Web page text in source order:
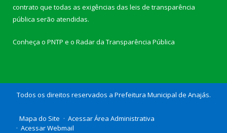
contrato que todas as exigências das leis de transparência
pública serão atendidas.
Conheça o PNTP e o Radar da Transparência Pública
Todos os direitos reservados a Prefeitura Municipal de Anajás.
Mapa do Site
Acessar Área Administrativa
Acessar Webmail